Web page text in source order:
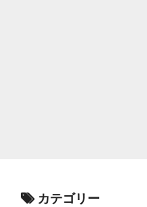
カテゴリー